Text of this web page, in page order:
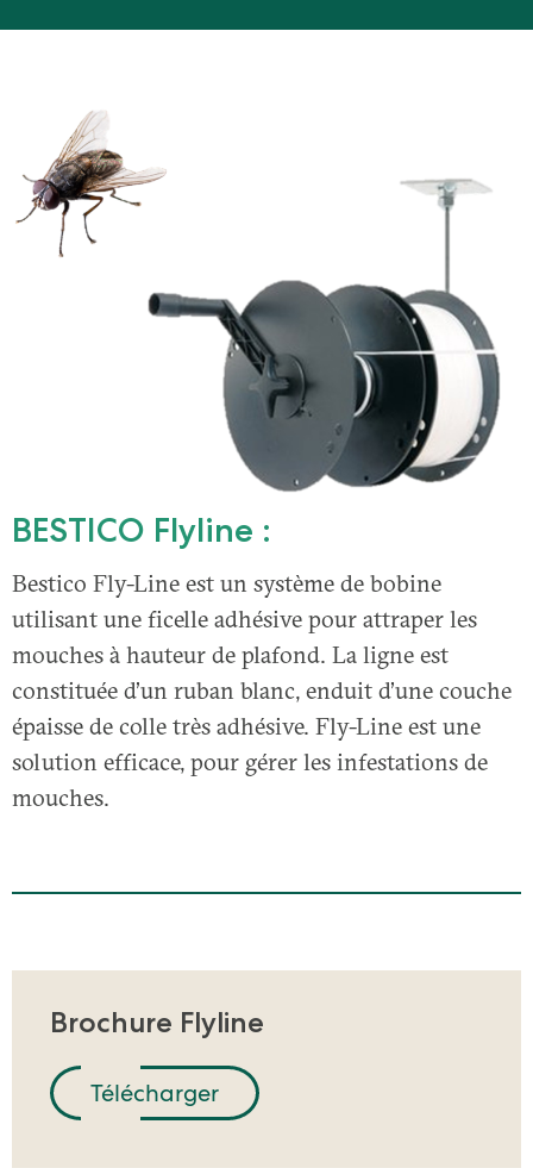
BESTICO Flyline :
Bestico Fly-Line est un système de bobine
utilisant une ficelle adhésive pour attraper les
mouches à hauteur de plafond. La ligne est
constituée d’un ruban blanc, enduit d’une couche
épaisse de colle très adhésive. Fly-Line est une
solution efficace, pour gérer les infestations de
mouches.
Brochure Flyline
Télécharger